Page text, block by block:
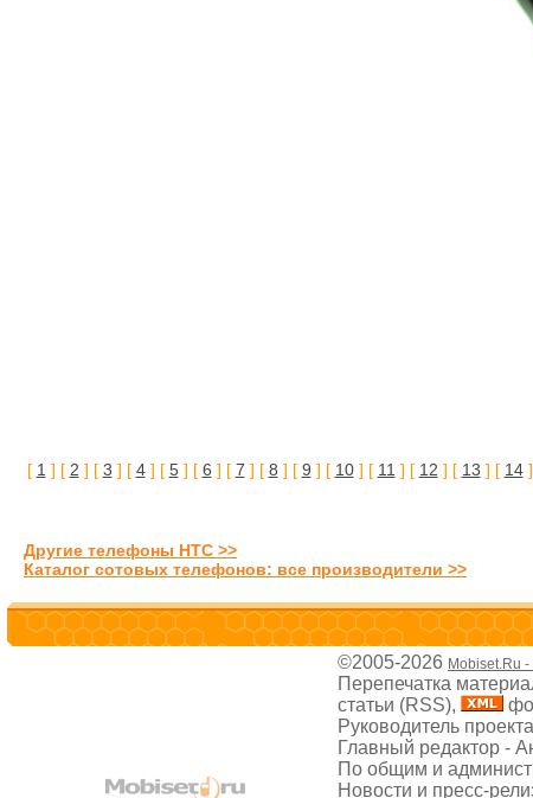
[ 1 ] [ 2 ] [ 3 ] [ 4] [ 5] [ 6 ] [ 7 ] [ 8 ] [ 9 ] [ 10] [ 11 ] [ 12 ] [ 13 ] [ 14]
Другие телефоны HTC >>
Каталог сотовых телефонов: все производители >>
©2005-2026 Mobiset.Ru
Перепечатка
статьи (RSS),
Руководитель
Главный редактор -
По общим и
Новости и пресс-